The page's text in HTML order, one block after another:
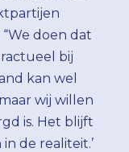
doen dat
bij
kan wel
wij willen
is. Het blijft
de realiteit.’